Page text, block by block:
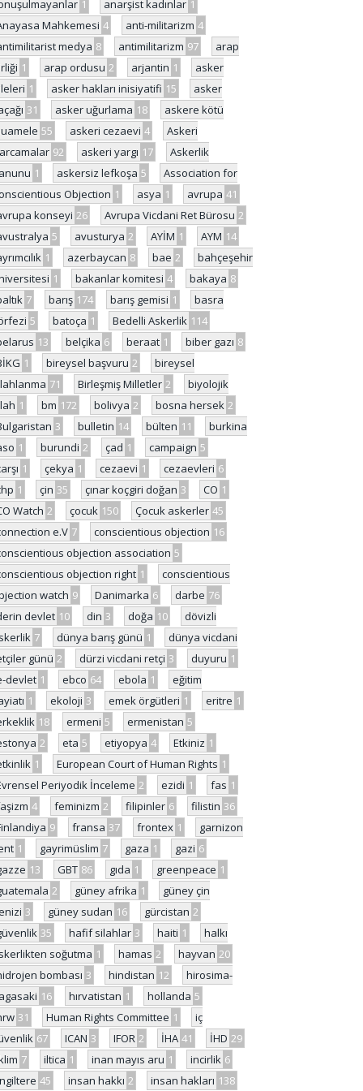
1 anarşist kadınlar 1
Mahkemesi 4 anti-militarizm 4
medya 8 antimilitarizm 97
arap
1 arap ordusu 2 arjantin 1
asker
1 asker hakları inisiyatifi 15
asker
31 asker uğurlama 18
askere kötü
55 askeri cezaevi 4
Askeri
92 askeri yargı 17
Askerlik
1 askersiz lefkoşa 5
Association for
Objection 1 asya 1 avrupa 41
konseyi 26 Avrupa Vicdani Ret Bürosu 2
5 avusturya 2 AYİM 1 AYM 14
1 azerbaycan 8 bae 2
bahçeşehir
1 bakanlar komitesi 4 bakaya 8
7 barış 174 barış gemisi 1
basra
5 batoça 1 Bedelli Askerlik 114
13 belçika 6 beraat 1 biber gazı 8
1 bireysel başvuru 2
bireysel
71 Birleşmiş Milletler 2
biyolojik
1 bm 172 bolivya 2 bosna hersek 2
3 bulletin 14 bülten 11
burkina
1 burundi 2 çad 1 campaign 5
1 çekya 1 cezaevi 1 cezaevleri 6
1 çin 35 çınar koçgiri doğan 3 CO 1
Watch 2 çocuk 150 Çocuk askerler 45
e.V 7 conscientious objection 16
objection association 5
objection right 1
conscientious
watch 9 Danimarka 6 darbe 76
devlet 10 din 3 doğa 10
dövizli
7 dünya barış günü 1
dünya vicdani
günü 2 dürzi vicdani retçi 3 duyuru 1
devlet 1 ebco 64 ebola 1
eğitim
1 ekoloji 3 emek örgütleri 1 eritre 1
18 ermeni 5 ermenistan 5
2 eta 5 etiyopya 4 Etkiniz 1
1 European Court of Human Rights 1
Periyodik İnceleme 2 ezidi 1 fas 1
4 feminizm 2 filipinler 6 filistin 36
9 fransa 37 frontex 1
garnizon
1 gayrimüslim 7 gaza 1 gazi 6
13 GBT 86 gıda 1 greenpeace 1
2 güney afrika 1
güney çin
3 güney sudan 16 gürcistan 2
35 hafif silahlar 3 haiti 1
halkı
soğutma 1 hamas 2 hayvan 20
bombası 3 hindistan 12
hirosima-
16 hırvatistan 1 hollanda 5
31 Human Rights Committee 1
iç
67 ICAN 3 IFOR 2 İHA 41 İHD 29
7 iltica 1 inan mayıs aru 1 incirlik 6
45 insan hakkı 2 insan hakları 138